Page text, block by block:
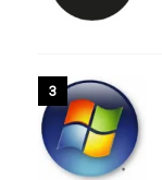
3